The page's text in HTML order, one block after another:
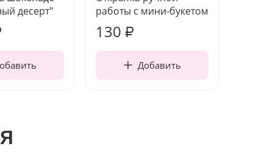
десерт"
работы с мини-букетом
130 ₽
Добавить